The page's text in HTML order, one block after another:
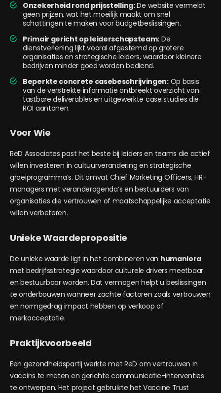
Onzekerheid rond prijsstelling:De website vermeldt
geen prijzen, wat het moeilijk maakt om snel
schattingen te maken voor budgetbeslissingen.
Primair gericht op leiderschapsteam: De
dienstverlening lijkt vooral afgestemd op grotere
organisaties en strategische leiders, waardoor kleinere
bedrijven minder goed worden bediend.
Beperkte concrete casebeschrijvingen:Op basis
van de verstrekte informatie ontbreekt overzicht van
tastbare deliverables en uitgewerkte case studies die
ROI aantonen.
Voor Wie
ReD Associates past het beste bij leiders en teams die actief
willen investeren in cultuurverandering en strategische
groeiprogramma’s. Dit omvat Chief Marketing Officers, HR-
managers met veranderagenda’s en bestuurders van
organisaties die vertrouwen of maatschappelijke acceptatie
willen verbeteren.
Unieke Waardepropositie
De unieke waarde ligt in het combineren van humaniora
met bedrijfsstrategie waardoor culturele drivers meetbaar
en bestuurbaar worden. Dat vermogen helpt u beslissingen
te onderbouwen wanneer zachte factoren zoals vertrouwen
en normgedrag impact hebben op verkoop of
merkacceptatie.
Praktijkvoorbeeld
Een gezondheidspartij werkte met ReD om vertrouwen in
vaccins te meten en gerichte communicatie-interventies
te ontwerpen. Het project gebruikte het Vaccine Trust